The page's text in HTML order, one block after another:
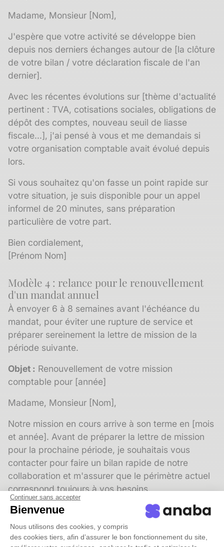
Continuer sans accepter
Bienvenue
Nous utilisons des cookies, y compris
des cookies tiers, afin d’assurer le bon fonctionnement du site,
Madame, Monsieur [Nom],
J'espère que votre activité se développe bien
depuis nos derniers échanges autour de [la clôture
de votre bilan / votre déclaration fiscale de l'an
dernier].
Avec les récentes évolutions sur [thème d'actualité
pertinent : TVA, cotisations sociales, obligations de
dépôt des comptes, nouveau seuil de liasse
fiscale...], j'ai pensé à vous et me demandais si
votre organisation comptable avait évolué depuis
lors.
Si vous souhaitez qu'on fasse un point rapide sur
votre situation, je suis disponible pour un appel
informel de 20 minutes, sans préparation
particulière de votre part.
Bien cordialement,
[Prénom Nom]
Modèle 4 : relance pour le renouvellement
d'un mandat annuel
À envoyer 6 à 8 semaines avant l'échéance du
mandat, pour éviter une rupture de service et
préparer sereinement la lettre de mission de la
période suivante.
Objet : Renouvellement de votre mission
comptable pour [année]
Madame, Monsieur [Nom],
Notre mission en cours arrive à son terme en [mois
et année]. Avant de préparer la lettre de mission
pour la prochaine période, je souhaitais vous
contacter pour faire un bilan rapide de notre
collaboration et m'assurer que le périmètre actuel
correspond toujours à vos besoins.
Votre activité a peut-être évolué depuis notre
dernier point : nouvelles embauches, changement
de structure juridique, développement à l'export,